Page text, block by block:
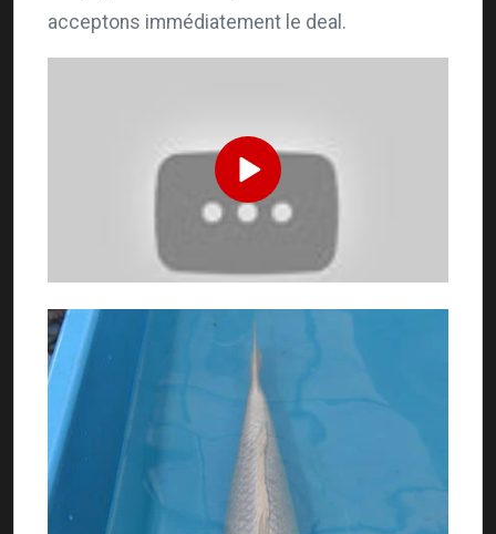
acceptons immédiatement le deal.